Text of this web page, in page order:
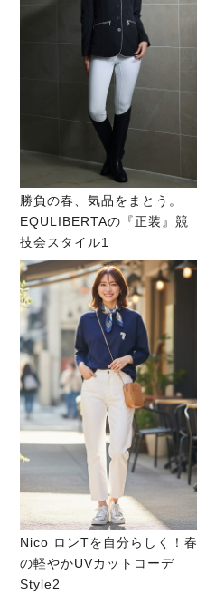
勝負の春、気品をまとう。
EQULIBERTAの『正装』競
技会スタイル1
Nico ロンTを自分らしく！春
の軽やかUVカットコーデ
Style2